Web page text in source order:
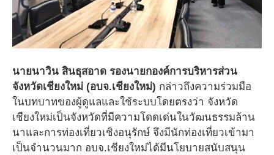
นายนาวิน สินธุสอาด รองนายกองค์การบริหารส่วน
จังหวัดเชียงใหม่ (อบจ.เชียงใหม่) กล่าวถึงความร่วมมือ
ในบทบาทของผู้ดูแลและใช้ระบบโดยตรงว่า จังหวัด
เชียงใหม่เป็นจังหวัดที่มีความโดดเด่นในวัฒนธรรมล้าน
นาและการท่องเที่ยวเชิงอนุรักษ์ จึงมีนักท่องเที่ยวเข้ามา
เป็นจำนวนมาก อบจ.เชียงใหม่ได้มีนโยบายสนับสนุน